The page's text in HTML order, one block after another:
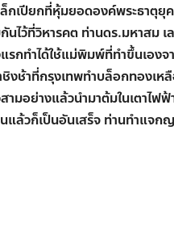
กเปียกที่หุ้มยอดองค์พระธาตุยุ
นไว้ที่วิหารคต ท่านดร.มหาสม
รกทำได้ใช้แม่พิมพ์ที่ทำขึ้นเอง
ชิงช้าที่กรุงเทพทำบล็อกทองเ
มอย่างแล้วนำมาต้มในเตาไ
แล้วก็เป็นอันเสร็จ ท่านทำแจ